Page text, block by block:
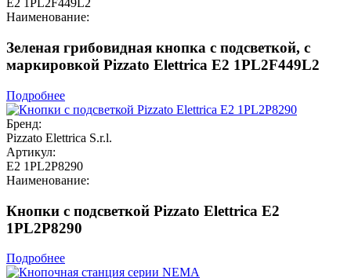
E2 1PL2F449L2
Наименование:
Зеленая грибовидная кнопка с подсветкой, с
маркировкой Pizzato Elettrica E2 1PL2F449L2
Подробнее
Бренд:
Pizzato Elettrica S.r.l.
Артикул:
E2 1PL2P8290
Наименование:
Кнопки с подсветкой Pizzato Elettrica E2
1PL2P8290
Подробнее